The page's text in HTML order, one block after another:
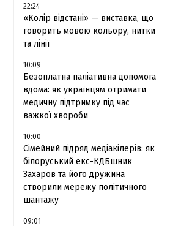
22:24
«Колір відстані» — виставка, що
говорить мовою кольору, нитки
та лінії
10:09
Безоплатна паліативна допомога
вдома: як українцям отримати
медичну підтримку під час
важкої хвороби
10:00
Сімейний підряд медіакілерів: як
білоруський екс-КДБшник
Захаров та його дружина
створили мережу політичного
шантажу
09:01